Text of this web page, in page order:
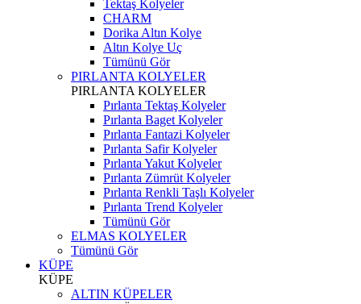
Tektaş Kolyeler
CHARM
Dorika Altın Kolye
Altın Kolye Uç
Tümünü Gör
PIRLANTA KOLYELER
PIRLANTA KOLYELER
Pırlanta Tektaş Kolyeler
Pırlanta Baget Kolyeler
Pırlanta Fantazi Kolyeler
Pırlanta Safir Kolyeler
Pırlanta Yakut Kolyeler
Pırlanta Zümrüt Kolyeler
Pırlanta Renkli Taşlı Kolyeler
Pırlanta Trend Kolyeler
Tümünü Gör
ELMAS KOLYELER
Tümünü Gör
KÜPE
KÜPE
ALTIN KÜPELER